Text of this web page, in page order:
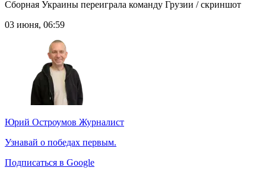
Сборная Украины переиграла команду Грузии / скриншот
03 июня, 06:59
Юрий Остроумов Журналист
Узнавай о победах первым.
Подписаться в Google